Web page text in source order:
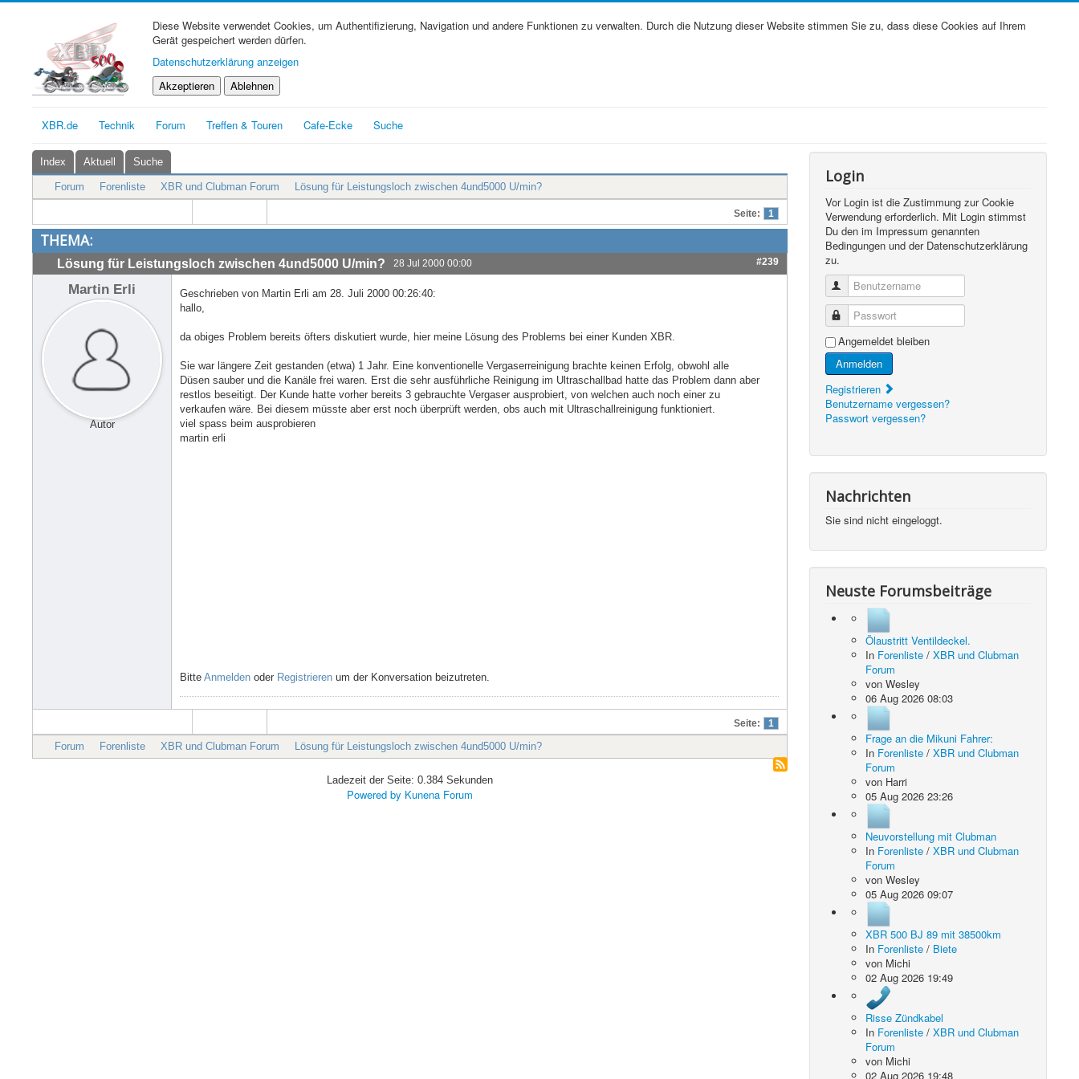
Diese Website verwendet Cookies, um Authentifizierung, Navigation und andere Funktionen zu verwalten. Durch die Nutzung dieser Website stimmen Sie zu, dass diese Cookies auf Ihrem
Gerät gespeichert werden dürfen.
Datenschutzerklärung anzeigen
Akzeptieren
Ablehnen
XBR.de Technik Forum Treffen & Touren Cafe-Ecke Suche
Index Aktuell Suche
Forum Forenliste XBR und Clubman Forum Lösung für Leistungsloch zwischen 4und5000 U/min?
Seite: 1
THEMA:
Lösung für Leistungsloch zwischen 4und5000 U/min? 28 Jul 2000 00:00 #239
Martin Erli
Autor
Geschrieben von Martin Erli am 28. Juli 2000 00:26:40:
hallo,
da obiges Problem bereits öfters diskutiert wurde, hier meine Lösung des Problems bei einer Kunden XBR.
Sie war längere Zeit gestanden (etwa) 1 Jahr. Eine konventionelle Vergaserreinigung brachte keinen Erfolg, obwohl alle
Düsen sauber und die Kanäle frei waren. Erst die sehr ausführliche Reinigung im Ultraschallbad hatte das Problem dann aber
restlos beseitigt. Der Kunde hatte vorher bereits 3 gebrauchte Vergaser ausprobiert, von welchen auch noch einer zu
verkaufen wäre. Bei diesem müsste aber erst noch überprüft werden, obs auch mit Ultraschallreinigung funktioniert.
viel spass beim ausprobieren
martin erli
Bitte Anmelden oder Registrieren um der Konversation beizutreten.
Seite: 1
Forum Forenliste XBR und Clubman Forum Lösung für Leistungsloch zwischen 4und5000 U/min?
Ladezeit der Seite: 0.384 Sekunden
Powered by Kunena Forum
Login
Vor Login ist die Zustimmung zur Cookie
Verwendung erforderlich. Mit Login stimmst
Du den im Impressum genannten
Bedingungen und der Datenschutzerklärung
zu.
Benutzername
Passwort
Angemeldet bleiben
Anmelden
Registrieren
Benutzername vergessen?
Passwort vergessen?
Nachrichten
Sie sind nicht eingeloggt.
Neuste Forumsbeiträge
Ölaustritt Ventildeckel.
In Forenliste /XBR und Clubman
Forum
vonWesley
06 Aug 2026 08:03
Frage an die Mikuni Fahrer:
In Forenliste /XBR und Clubman
Forum
von Harri
05 Aug 2026 23:26
Neuvorstellung mit Clubman
In Forenliste /XBR und Clubman
Forum
vonWesley
05 Aug 2026 09:07
XBR 500 BJ 89 mit 38500km
In Forenliste / Biete
von Michi
02 Aug 2026 19:49
Risse Zündkabel
In Forenliste /XBR und Clubman
Forum
von Michi
02 Aug 2026 19:48